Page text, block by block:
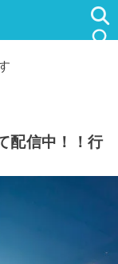
配信中！！行